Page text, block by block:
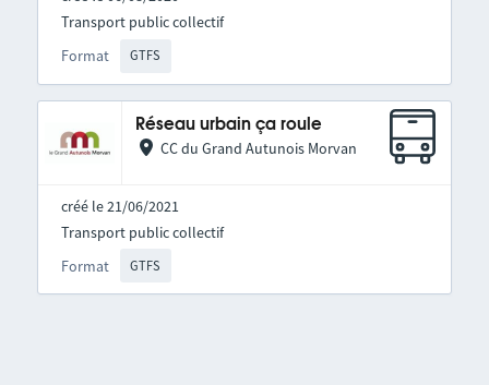
Format GTFS
Transport public collectif
Réseau urbain ça roule
CC du Grand Autunois Morvan
créé le 21/06/2021
Format GTFS
Transport public collectif